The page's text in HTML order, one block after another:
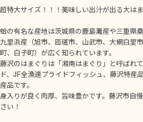
超特大サイズ！！！美味しい出汁が出る大は
蛤の有名な産地は茨城県の鹿島灘産や三重県
九里浜産（旭市、匝瑳市、山武市、大網白里
町、白子町）が広く知られています。
藤沢のはまぐりは「湘南はまぐり」と呼ばれ
ド、JF全漁連プライドフィッシュ、藤沢特産
産品です。
身入りが良く肉厚、旨味豊かです。藤沢市自
さい！